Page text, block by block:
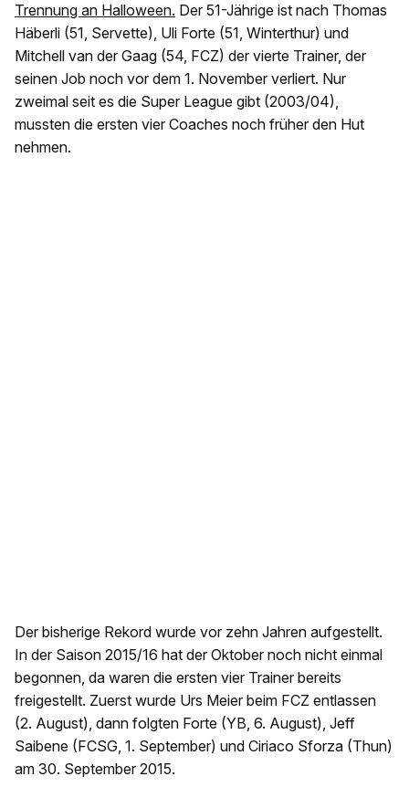
Trennung an Halloween. Der 51-Jährige ist nach Thomas
Häberli (51, Servette), Uli Forte (51, Winterthur) und
Mitchell van der Gaag (54, FCZ) der vierte Trainer, der
seinen Job noch vor dem 1. November verliert. Nur
zweimal seit es die Super League gibt (2003/04),
mussten die ersten vier Coaches noch früher den Hut
nehmen.
Der bisherige Rekord wurde vor zehn Jahren aufgestellt.
In der Saison 2015/16 hat der Oktober noch nicht einmal
begonnen, da waren die ersten vier Trainer bereits
freigestellt. Zuerst wurde Urs Meier beim FCZ entlassen
(2. August), dann folgten Forte (YB, 6. August), Jeff
Saibene (FCSG, 1. September) und Ciriaco Sforza (Thun)
am 30. September 2015.